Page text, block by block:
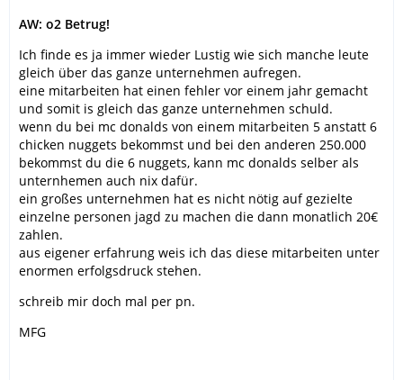
AW: o2 Betrug!
Ich finde es ja immer wieder Lustig wie sich manche leute
gleich über das ganze unternehmen aufregen.
eine mitarbeiten hat einen fehler vor einem jahr gemacht
und somit is gleich das ganze unternehmen schuld.
wenn du bei mc donalds von einem mitarbeiten 5 anstatt 6
chicken nuggets bekommst und bei den anderen 250.000
bekommst du die 6 nuggets, kann mc donalds selber als
unternhemen auch nix dafür.
ein großes unternehmen hat es nicht nötig auf gezielte
einzelne personen jagd zu machen die dann monatlich 20€
zahlen.
aus eigener erfahrung weis ich das diese mitarbeiten unter
enormen erfolgsdruck stehen.
schreib mir doch mal per pn.
MFG